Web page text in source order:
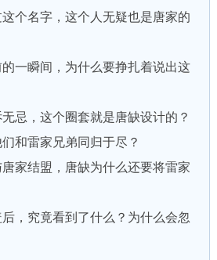
名字，这个人无疑也是唐家的
瞬间，为什么要挣扎着说出这
，这个圈套就是唐缺设计的？
雷家兄弟同归于尽？
结盟，唐缺为什么还要将雷家
究竟看到了什么？为什么会忽